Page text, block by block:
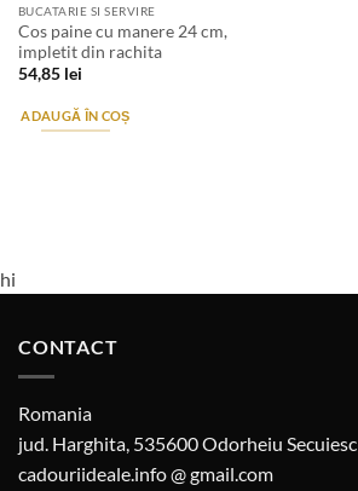
BUCATARIE SI SERVIRE
Cos paine cu manere 24 cm,
impletit din rachita
54,85 lei
ADAUGĂ ÎN COȘ
hi
CONTACT
Romania
jud. Harghita, 535600 Odorheiu Secuiesc
cadouriideale.info @ gmail.com